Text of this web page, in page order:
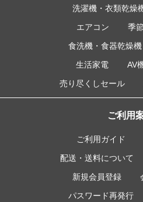
洗濯機・衣類乾燥
エアコン
季
食洗機・食器乾燥機
生活家電
AV
売り尽くしセール
ご利用
ご利用ガイド
配送・送料について
新規会員登録
パスワード再発行